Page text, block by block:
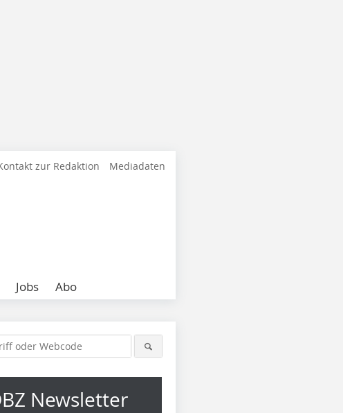
zur Redaktion Mediadaten
Jobs Abo
Newsletter